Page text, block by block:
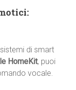
di smart
HomeKit, puoi
vocale.